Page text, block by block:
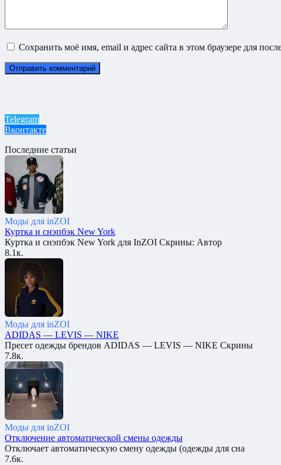
Сохранить моё имя, email и адрес сайта в этом браузере для
Telegram
Вконтакте
Последние статьи
Моды для inZOI
Куртка и снэпбэк New York
Куртка и снэпбэк New York для InZOI Скрины: Автор
8.1к.
Моды для inZOI
ADIDAS — LEVIS — NIKE
Пресет одежды брендов ADIDAS — LEVIS — NIKE Скрины
7.8к.
Моды для inZOI
Отключение автоматической смены одежды
Отключает автоматическую смену одежды (одежды для сна
7.6к.